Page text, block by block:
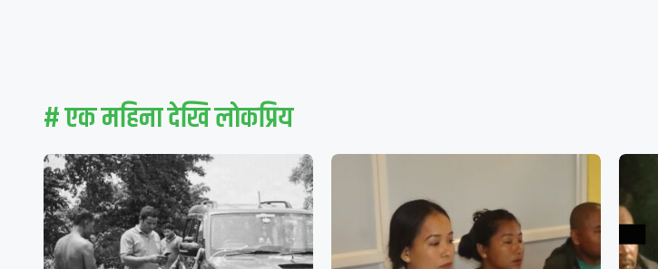
# एक महिना देखि लाेकप्रिय